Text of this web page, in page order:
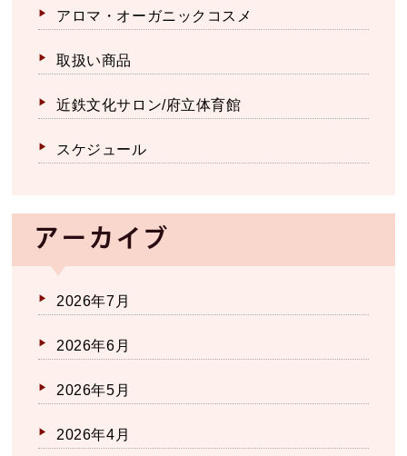
アロマ・オーガニックコスメ
取扱い商品
近鉄文化サロン/府立体育館
スケジュール
アーカイブ
2026年7月
2026年6月
2026年5月
2026年4月